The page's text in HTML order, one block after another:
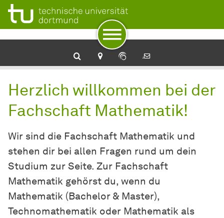
Zur Navigation
Zum Schnellzugriff
Zum Fuß der Seite mit weiteren Services
Zum Inhalt
Zur Startseite
Herzlich willkommen bei der
Fachschaft Mathematik!
Wir sind die Fachschaft Mathematik und
stehen dir bei allen Fragen rund um dein
Studium zur Seite. Zur Fachschaft
Mathematik gehörst du, wenn du
Mathematik (Bachelor & Master),
Technomathematik oder Mathematik als